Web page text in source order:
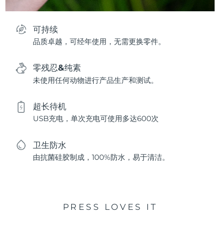
可持续
品质卓越，可经年使用，无需更换零件。
零残忍&纯素
未使用任何动物进行产品生产和测试。
超长待机
USB充电，单次充电可使用多达600次
卫生防水
由抗菌硅胶制成，100%防水，易于清洁。
PRESS LOVES IT